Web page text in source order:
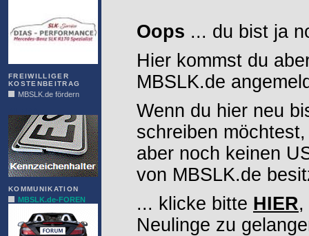
FREIWILLIGER
KOSTENBEITRAG
MBSLK.de fördern
KOMMUNIKATION
MBSLK.de-FOREN
Oops ... du bist ja
Hier kommst du
MBSLK.de
Wenn du hier neu
schreiben möchtest,
aber noch keinen
von MBSLK.de
... klicke bitte HIER,
Neulinge zu